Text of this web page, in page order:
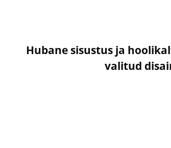
Hubane sisustus ja
valitud